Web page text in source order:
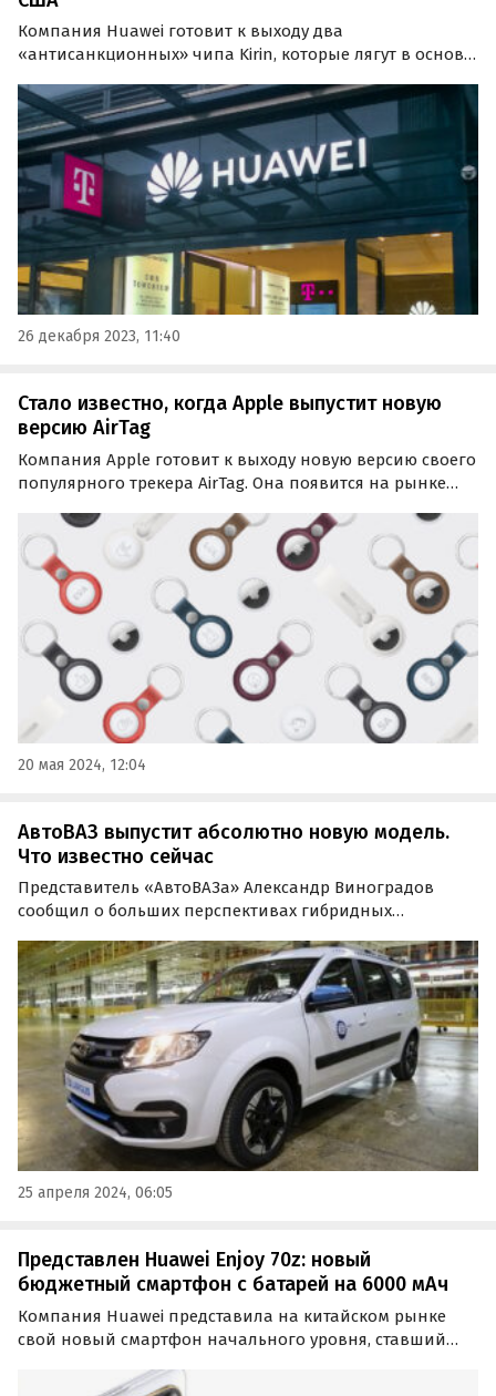
Компания Huawei готовит к выходу два
«антисанкционных» чипа Kirin, которые лягут в основу
новых китайских процессорах рассказал авторитетный
информатор Digital Chat Station.
26 декабря 2023, 11:40
Стало известно, когда Apple выпустит новую
версию AirTag
Компания Apple готовит к выходу новую версию своего
популярного трекера AirTag. Она появится на рынке
Гурман из Bloomberg.
20 мая 2024, 12:04
АвтоВАЗ выпустит абсолютно новую модель.
Что известно сейчас
Представитель «АвтоВАЗа» Александр Виноградов
сообщил о больших перспективах гибридных
сравнению с чисто электрическими.
25 апреля 2024, 06:05
Представлен Huawei Enjoy 70z: новый
бюджетный смартфон с батарей на 6000 мАч
Компания Huawei представила на китайском рынке
свой новый смартфон начального уровня, ставший
доступен для предзаказа по цене от 1099 до 1299 юаней